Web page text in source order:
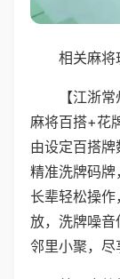
相关麻将
【江浙
麻将百搭+花
由设定百搭
精准洗牌码牌
长辈轻松操
放，洗牌噪音
邻里小聚，尽